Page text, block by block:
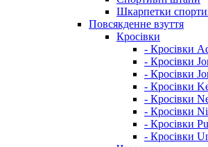
Шкарпетки
Повсякденне взуття
Кросівки
- Кросівки
- Кросівки
- Кросівки
- Кросівки
- Кросівки
- Кросівки
- Кросівки
- Кросівки